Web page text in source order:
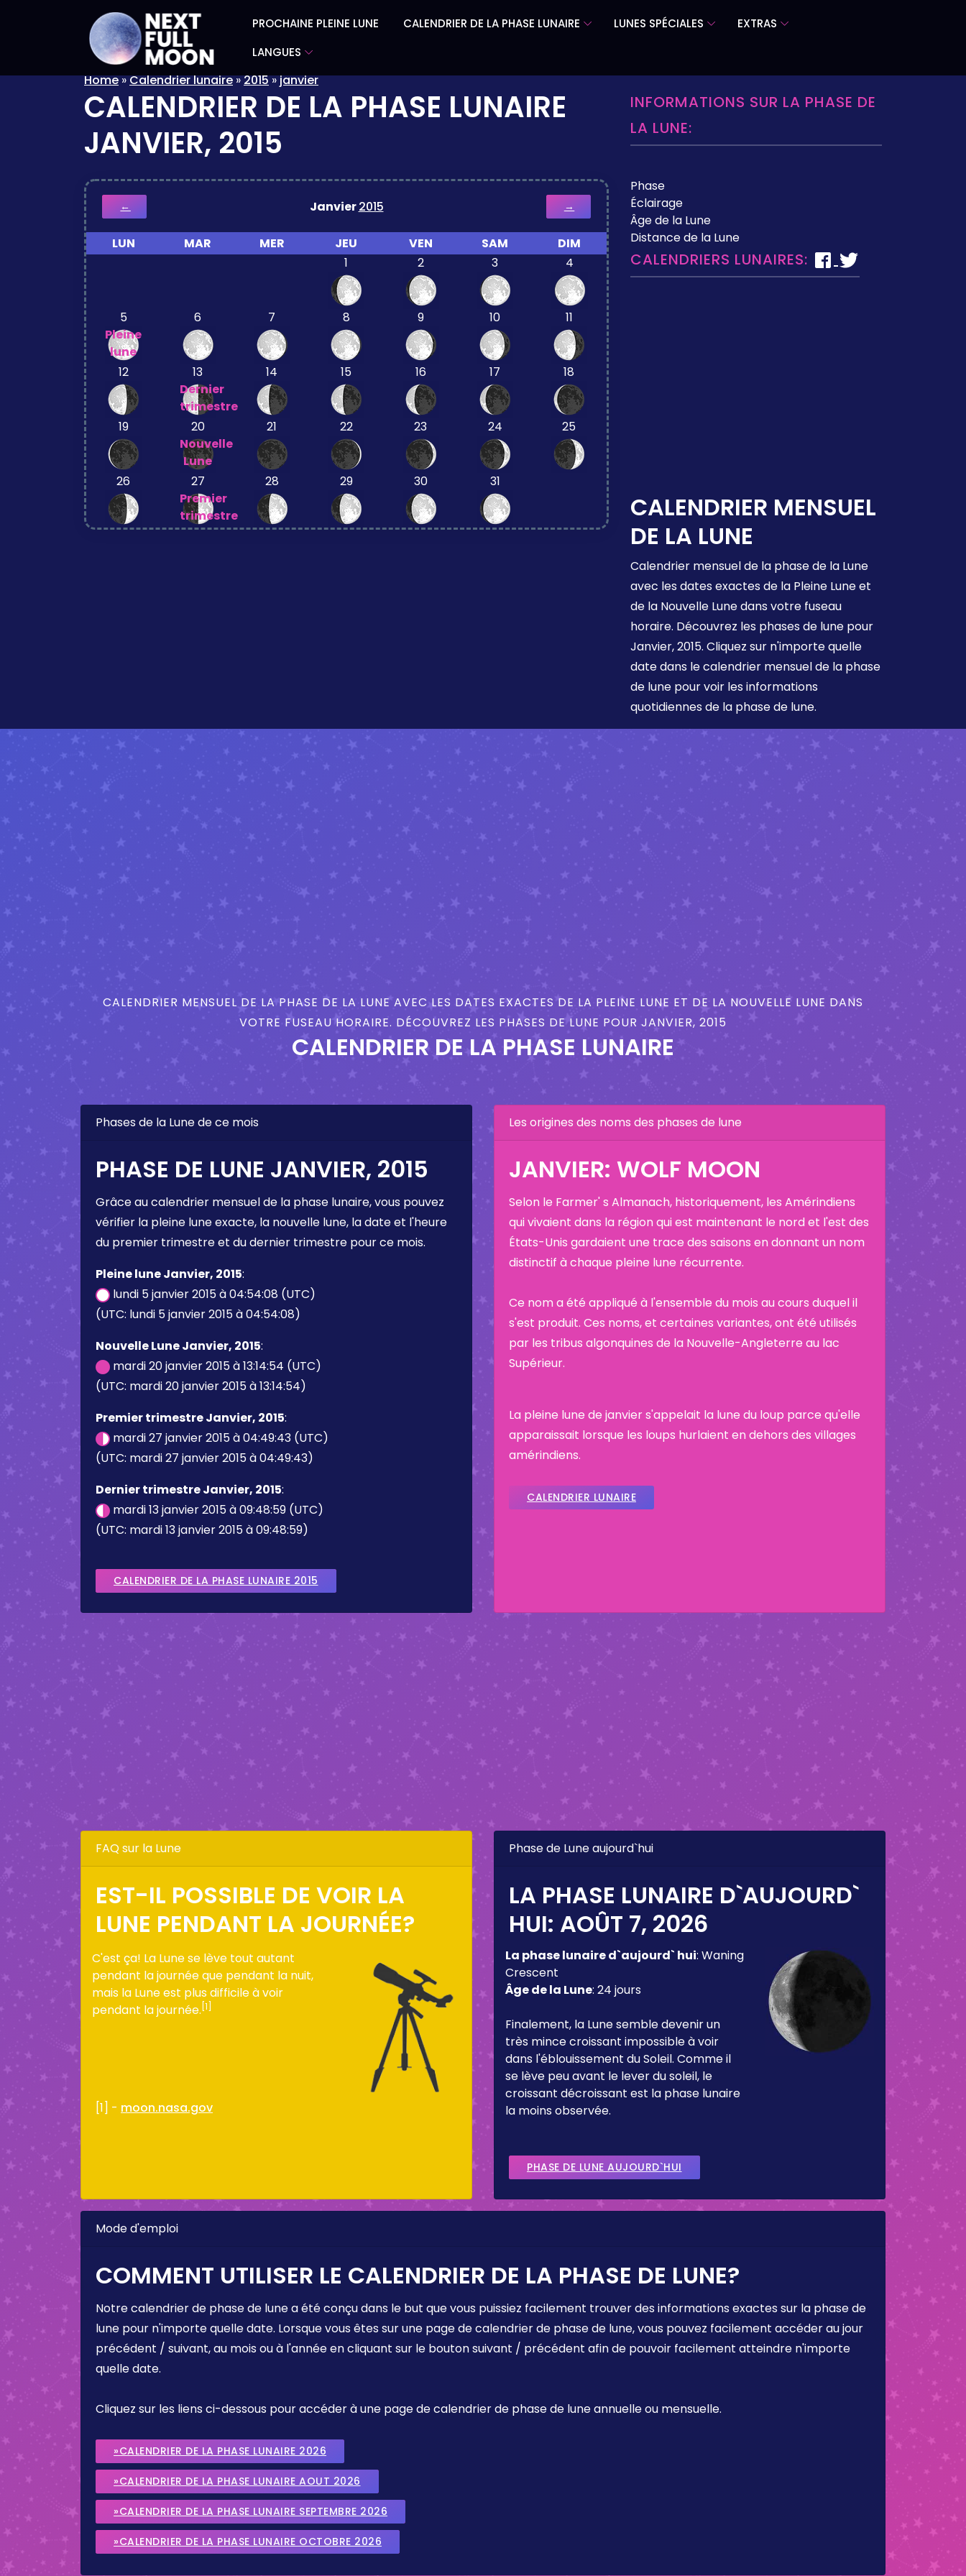
PROCHAINE PLEINE LUNE CALENDRIER DE LA PHASE LUNAIRE LUNES SPÉCIALES
EXTRAS
LANGUES
Home»Calendrier lunaire»2015»janvier
CALENDRIER DE LA PHASE LUNAIRE
JANVIER, 2015
← Janvier2015 →
LUN MAR MER JEU VEN SAM
DIM
1
2 3 4
5
Pleine
lune
6 7 8 9 10 11
12
13
Dernier
trimestre
14 15 16 17 18
19
20
Nouvelle
Lune
21 22 23 24 25
26
27
Premier
trimestre
28 29 30 31
INFORMATIONS SUR LA PHASE DE
LA LUNE:
Phase
Éclairage
Âge de la Lune
Distance de la Lune
CALENDRIERS LUNAIRES:
CALENDRIER MENSUEL
DE LA LUNE
Calendrier mensuel de la phase de la Lune
avec les dates exactes de la Pleine Lune et
de la Nouvelle Lune dans votre fuseau
horaire. Découvrez les phases de lune pour
Janvier, 2015. Cliquez sur n'importe quelle
date dans le calendrier mensuel de la phase
de lune pour voir les informations
quotidiennes de la phase de lune.
CALENDRIER MENSUEL DE LA PHASE DE LA LUNE AVEC LES DATES EXACTES DE LA PLEINE LUNE ET DE LA NOUVELLE LUNE DANS
VOTRE FUSEAU HORAIRE. DÉCOUVREZ LES PHASES DE LUNE POUR JANVIER, 2015
CALENDRIER DE LA PHASE LUNAIRE
Phases de la Lune de ce mois
PHASE DE LUNE JANVIER, 2015
Grâce au calendrier mensuel de la phase lunaire, vous pouvez
vérifier la pleine lune exacte, la nouvelle lune, la date et l'heure
du premier trimestre et du dernier trimestre pour ce mois.
Pleine lune Janvier, 2015:
lundi 5 janvier 2015 à 04:54:08 (UTC)
(UTC: lundi 5 janvier 2015 à 04:54:08)
Nouvelle Lune Janvier, 2015:
mardi 20 janvier 2015 à 13:14:54 (UTC)
(UTC: mardi 20 janvier 2015 à 13:14:54)
Premier trimestre Janvier, 2015:
mardi 27 janvier 2015 à 04:49:43 (UTC)
(UTC: mardi 27 janvier 2015 à 04:49:43)
Dernier trimestre Janvier, 2015:
mardi 13 janvier 2015 à 09:48:59 (UTC)
(UTC: mardi 13 janvier 2015 à 09:48:59)
CALENDRIER DE LA PHASE LUNAIRE 2015
Les origines des noms des phases de lune
JANVIER: WOLF MOON
Selon le Farmer' s Almanach, historiquement, les Amérindiens
qui vivaient dans la région qui est maintenant le nord et l'est des
États-Unis gardaient une trace des saisons en donnant un nom
distinctif à chaque pleine lune récurrente.
Ce nom a été appliqué à l'ensemble du mois au cours duquel il
s'est produit. Ces noms, et certaines variantes, ont été utilisés
par les tribus algonquines de la Nouvelle-Angleterre au lac
Supérieur.
La pleine lune de janvier s'appelait la lune du loup parce qu'elle
apparaissait lorsque les loups hurlaient en dehors des villages
amérindiens.
CALENDRIER LUNAIRE
FAQ sur la Lune
EST-IL POSSIBLE DE VOIR LA
LUNE PENDANT LA JOURNÉE?
C'est ça! La Lune se lève tout autant
pendant la journée que pendant la nuit,
mais la Lune est plus difficile à voir
pendant la journée. [1]
[1] - moon.nasa.gov
Phase de Lune aujourd`hui
LA PHASE LUNAIRE D`AUJOURD`
HUI: AOÛT 7, 2026
La phase lunaire d`aujourd` hui: Waning
Crescent
Âge de la Lune: 24 jours
Finalement, la Lune semble devenir un
très mince croissant impossible à voir
dans l'éblouissement du Soleil. Comme il
se lève peu avant le lever du soleil, le
croissant décroissant est la phase lunaire
la moins observée.
PHASE DE LUNE AUJOURD`HUI
Mode d'emploi
COMMENT UTILISER LE CALENDRIER DE LA PHASE DE LUNE?
Notre calendrier de phase de lune a été conçu dans le but que vous puissiez facilement trouver des informations exactes sur la phase de
lune pour n'importe quelle date. Lorsque vous êtes sur une page de calendrier de phase de lune, vous pouvez facilement accéder au jour
précédent / suivant, au mois ou à l'année en cliquant sur le bouton suivant / précédent afin de pouvoir facilement atteindre n'importe
quelle date.
Cliquez sur les liens ci-dessous pour accéder à une page de calendrier de phase de lune annuelle ou mensuelle.
»CALENDRIER DE LA PHASE LUNAIRE 2026
»CALENDRIER DE LA PHASE LUNAIRE AOUT 2026
»CALENDRIER DE LA PHASE LUNAIRE SEPTEMBRE 2026
»CALENDRIER DE LA PHASE LUNAIRE OCTOBRE 2026